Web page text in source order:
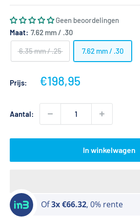
Geen beoordelingen
Maat: 7.62 mm / .30
6.35 mm / .25 7.62 mm / .30
Prijs: Actieprijs
€198,95
Aantal:
In winkelwagen
Of3x €66.32, 0% rente